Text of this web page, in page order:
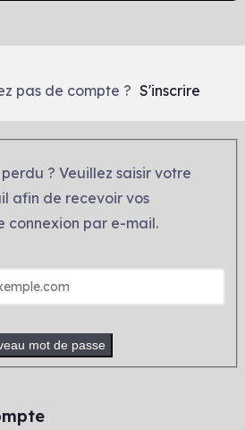
pas de compte ? S'inscrire
saisir votre
afin de recevoir vos
connexion par e-mail.
mot de passe